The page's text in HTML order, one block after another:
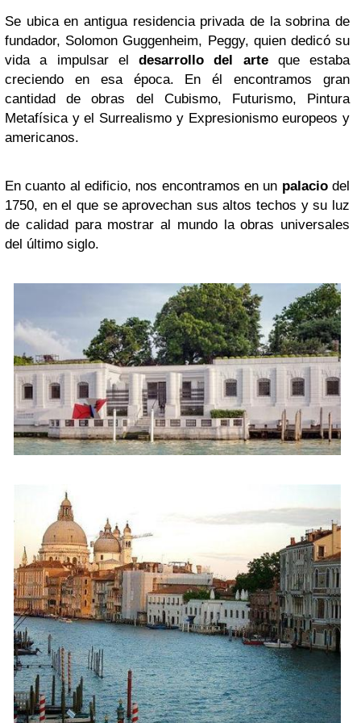
Se ubica en antigua residencia privada de la sobrina de
fundador, Solomon Guggenheim, Peggy, quien dedicó su
vida a impulsar el desarrollo del arteque estaba
creciendo en esa época. En él encontramos gran
cantidad de obras del Cubismo, Futurismo, Pintura
Metafísica y el Surrealismo y Expresionismo europeos y
americanos.
En cuanto al edificio, nos encontramos en un palaciodel
1750, en el que se aprovechan sus altos techos y su luz
de calidad para mostrar al mundo la obras universales
del último siglo.